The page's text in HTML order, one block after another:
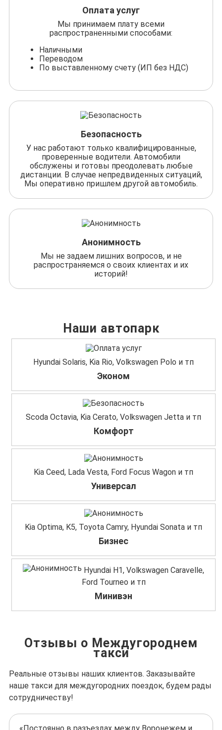
Оплата услуг
Мы принимаем плату всеми
распространенными способами:
Наличными
Переводом
По выставленному счету (ИП без НДС)
Безопасность
У нас работают только квалифицированные,
проверенные водители. Автомобили
обслужены и готовы преодолевать любые
дистанции. В случае непредвиденных ситуаций,
Мы оперативно пришлем другой автомобиль.
Анонимность
Мы не задаем лишних вопросов, и не
распространяемся о своих клиентах и их
историй!
Наши автопарк
Hyundai Solaris, Kia Rio, Volkswagen Polo и тп
Эконом
Scoda Octavia, Kia Cerato, Volkswagen Jetta и тп
Комфорт
Kia Ceed, Lada Vesta, Ford Focus Wagon и тп
Универсал
Kia Optima, K5, Toyota Camry, Hyundai Sonata и тп
Бизнес
Hyundai H1, Volkswagen Caravelle,
Ford Tourneo и тп
Минивэн
Отзывы о Междугороднем
такси
Реальные отзывы наших клиентов. Заказывайте
наше такси для междугородних поездок, будем рады
сотрудничеству!